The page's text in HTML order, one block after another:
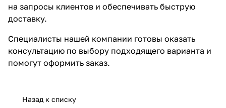
на запросы клиентов и обеспечивать быструю
доставку.
Специалисты нашей компании готовы оказать
консультацию по выбору подходящего варианта и
помогут оформить заказ.
Назад к списку